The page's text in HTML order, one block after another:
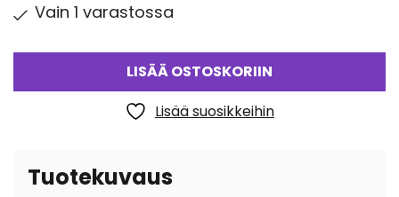
Vain 1 varastossa
LISÄÄ OSTOSKORIIN
Lisää suosikkeihin
Tuotekuvaus